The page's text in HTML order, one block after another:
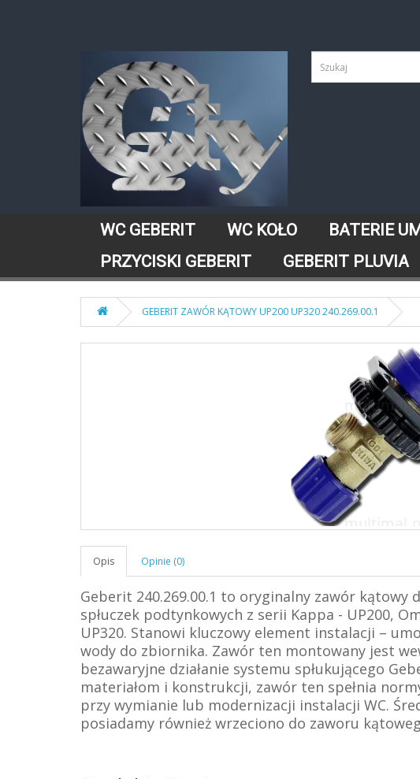
WC GEBERIT WC KOŁO BATERIE
PRZYCISKI GEBERIT
GEBERIT PLUVIA
GEBERIT ZAWÓR KĄTOWY UP200 UP320 240.269.00.1
Opis Opinie (0)
Geberit 240.269.00.1 to oryginalny zawór kątowy
spłuczek podtynkowych z serii Kappa - UP200,
UP320. Stanowi kluczowy element instalacji –
wody do zbiornika. Zawór ten montowany jest
bezawaryjne działanie systemu spłukującego
materiałom i konstrukcji, zawór ten spełnia
przy wymianie lub modernizacji instalacji WC.
posiadamy również wrzeciono do zaworu